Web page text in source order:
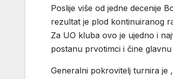
Poslije više od jedne decenije
rezultat je plod kontinuiranog
Za UO kluba ovo je ujedno i
postanu prvotimci i čine
Generalni pokrovitelj turnira je